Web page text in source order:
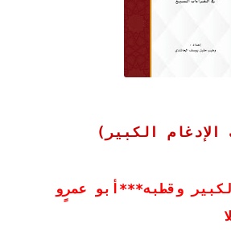
الإدغام الكبير)
وقطبه***أبو عمرٍو